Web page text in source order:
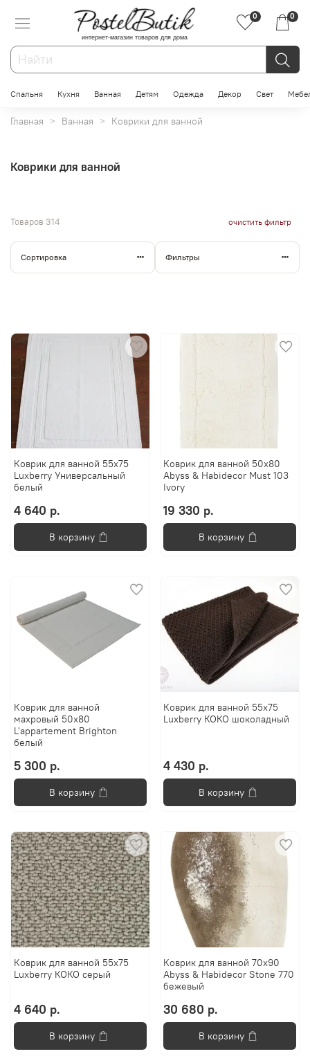
интернет-магазин товаров для дома
0 0
Спальня Кухня Ванная Детям Одежда Декор Свет
Главная Ванная Коврики для ванной
Коврики для ванной
Товаров 314 очистить фильтр
Сортировка Фильтры
Коврик для ванной 55х75
Luxberry Универсальный
белый
4 640 р.
В корзину
Коврик для ванной 50х80
Abyss & Habidecor Must 103
Ivory
19 330 р.
В корзину
Коврик для ванной
махровый 50x80
L'appartement Brighton
белый
5 300 р.
В корзину
Коврик для ванной 55х75
Luxberry КОКО шоколадный
4 430 р.
В корзину
Коврик для ванной 55х75
Luxberry КОКО серый
4 640 р.
В корзину
Коврик для ванной 70x90
Abyss & Habidecor Stone 770
бежевый
30 680 р.
В корзину